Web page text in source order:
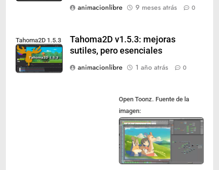
animacionlibre
9 meses atrás 0
Tahoma2D 1.5.3
Tahoma2D v1.5.3: mejoras
sutiles, pero esenciales
animacionlibre
1 año atrás 0
Open Toonz. Fuente de la
imagen:
https://lignux.com/opentoonz-
es-un-software-de-animacion-
2d/